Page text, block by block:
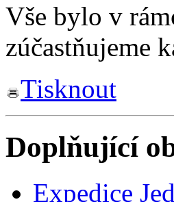
Vše bylo v
zúčastňujeme
Tisknout
Doplňující
Expedice